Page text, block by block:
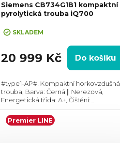
Siemens CB734G1B1 kompaktní
pyrolytická trouba iQ700
SKLADEM
20 999 Kč Do košíku
#type1-AP#! Kompaktní horkovzdušná
trouba, Barva: Černá || Nerezová,
Energetická třída: A+, Čištění:
Hydrolytické || Katalytické, Vnitřní
objem: 47 l, Max. příkon: 2900 W, Gril ,
Rozměry...
Premier LINE